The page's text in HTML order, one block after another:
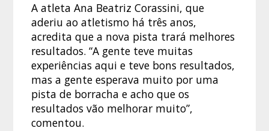
A atleta Ana Beatriz Corassini, que
aderiu ao atletismo há três anos,
acredita que a nova pista trará melhores
resultados. “A gente teve muitas
experiências aqui e teve bons resultados,
mas a gente esperava muito por uma
pista de borracha e acho que os
resultados vão melhorar muito”,
comentou.